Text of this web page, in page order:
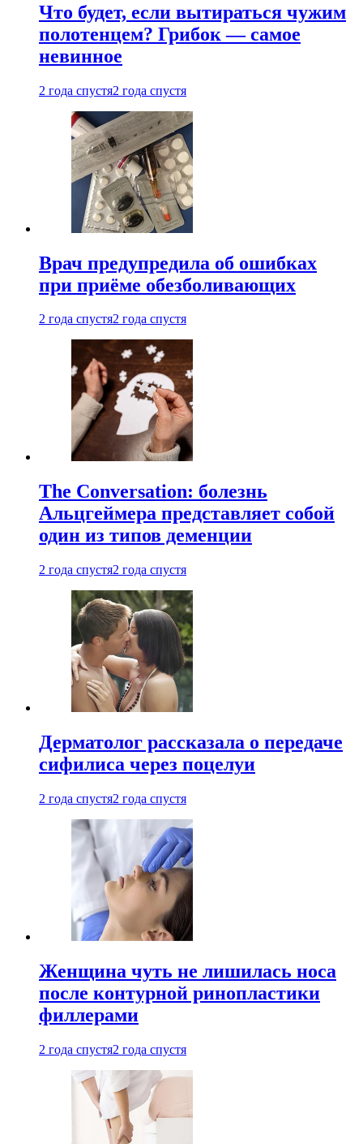
Что будет, если вытираться чужим
полотенцем? Грибок — самое
невинное
2 года спустя2 года спустя
Врач предупредила об ошибках
при приëме обезболивающих
2 года спустя2 года спустя
The Conversation: болезнь
Альцгеймера представляет собой
один из типов деменции
2 года спустя2 года спустя
Дерматолог рассказала о передаче
сифилиса через поцелуи
2 года спустя2 года спустя
Женщина чуть не лишилась носа
после контурной ринопластики
филлерами
2 года спустя2 года спустя